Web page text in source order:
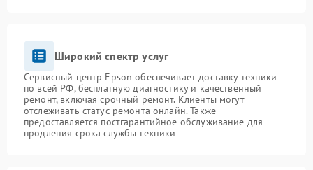
Широкий спектр услуг
Сервисный центр Epson обеспечивает доставку техники
по всей РФ, бесплатную диагностику и качественный
ремонт, включая срочный ремонт. Клиенты могут
отслеживать статус ремонта онлайн. Также
предоставляется постгарантийное обслуживание для
продления срока службы техники